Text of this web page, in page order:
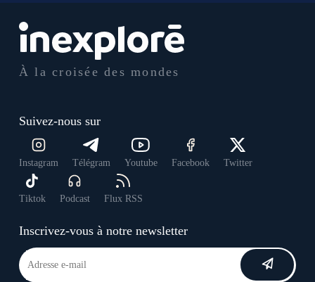
À la croisée des mondes
Suivez-nous sur
Instagram Télégram Youtube Facebook Twitter
Tiktok Podcast Flux RSS
Inscrivez-vous à notre newsletter